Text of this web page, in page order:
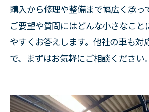
購入から修理や整備まで幅広く承っ
ご要望や質問にはどんな小さなこと
やすくお答えします。他社の車も対
で、まずはお気軽にご相談ください。